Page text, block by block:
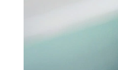
Pharmazeutische